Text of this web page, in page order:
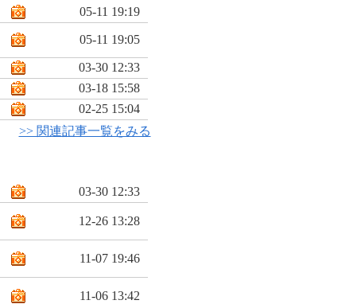
05-11 19:19
05-11 19:05
03-30 12:33
03-18 15:58
02-25 15:04
>> 関連記事一覧をみる
03-30 12:33
12-26 13:28
11-07 19:46
11-06 13:42